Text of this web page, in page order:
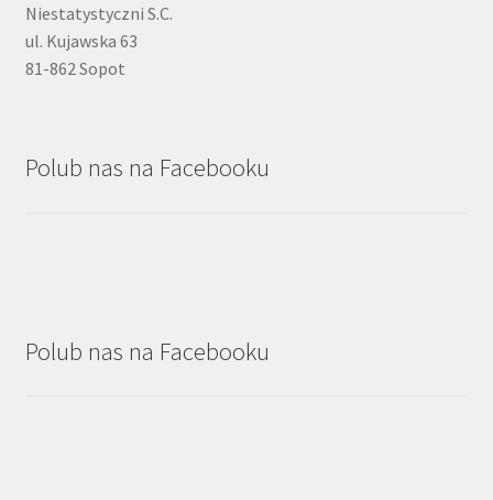
Niestatystyczni S.C.
ul. Kujawska 63
81-862 Sopot
Polub nas na Facebooku
Polub nas na Facebooku